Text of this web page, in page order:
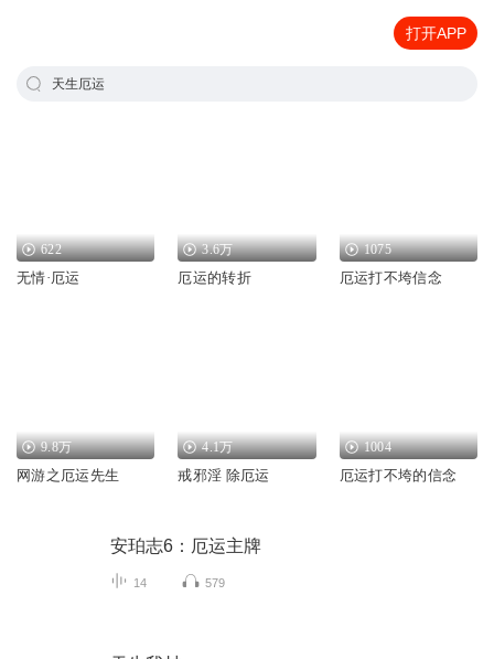
打开APP
天生厄运
622
无情·厄运
3.6万
厄运的转折
1075
厄运打不垮信念
9.8万
网游之厄运先生
4.1万
戒邪淫 除厄运
1004
厄运打不垮的信念
安珀志6：厄运主牌
14 579